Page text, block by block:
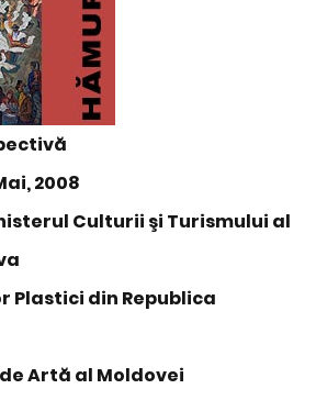
2008
Culturii şi Turismului al
Plastici din Republica
Artă al Moldovei